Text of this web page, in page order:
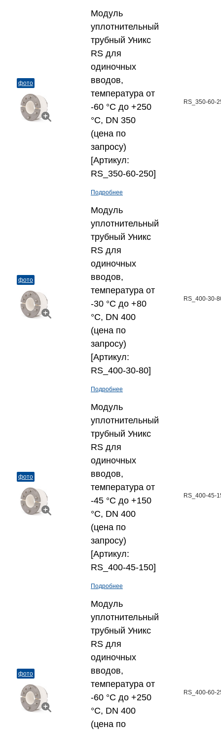
фото
Модуль
уплотнительный
трубный Уникс
RS для
одиночных
вводов,
температура от
-60 °C до +250
°C, DN 350
(цена по
запросу)
[Артикул:
RS_350-60-250]
Подробнее
RS_350-60-
фото
Модуль
уплотнительный
трубный Уникс
RS для
одиночных
вводов,
температура от
-30 °C до +80
°C, DN 400
(цена по
запросу)
[Артикул:
RS_400-30-80]
Подробнее
RS_400-30-
фото
Модуль
уплотнительный
трубный Уникс
RS для
одиночных
вводов,
температура от
-45 °C до +150
°C, DN 400
(цена по
запросу)
[Артикул:
RS_400-45-150]
Подробнее
RS_400-45-
фото
Модуль
уплотнительный
трубный Уникс
RS для
одиночных
вводов,
температура от
-60 °C до +250
°C, DN 400
(цена по
RS_400-60-